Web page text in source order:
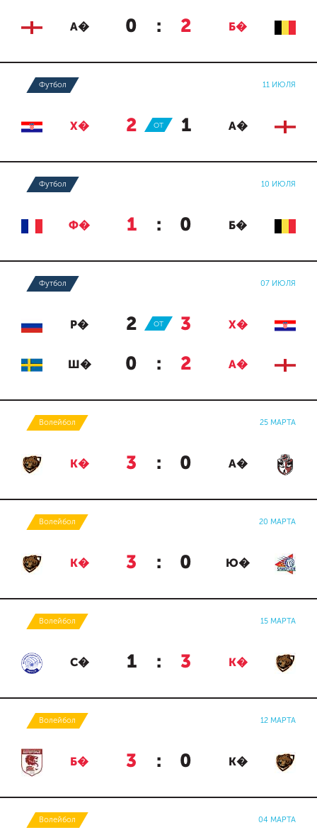
А� 0 : 2 Б�
Футбол 11 ИЮЛЯ
Х� 2 : 1 А�
ОТ
Футбол 10 ИЮЛЯ
Ф� 1 : 0 Б�
Футбол 07 ИЮЛЯ
Р� 2 : 3 Х�
ОТ
Ш� 0 : 2 А�
Волейбол 25 МАРТА
К� 3 : 0 А�
Волейбол 20 МАРТА
К� 3 : 0 Ю�
Волейбол 15 МАРТА
С� 1 : 3 К�
Волейбол 12 МАРТА
Б� 3 : 0 К�
Волейбол 04 МАРТА